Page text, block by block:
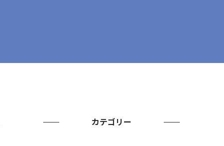
カテゴリー